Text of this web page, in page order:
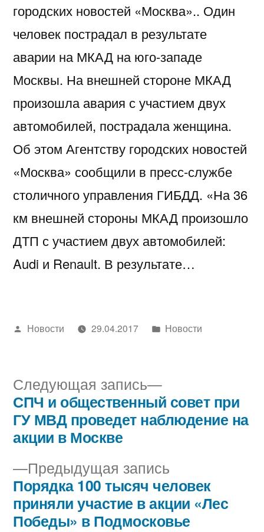
городских новостей «Москва».. Один
человек пострадал в результате
аварии на МКАД на юго-западе
Москвы. На внешней стороне МКАД
произошла авария с участием двух
автомобилей, пострадала женщина.
Об этом Агентству городских новостей
«Москва» сообщили в пресс-службе
столичного управления ГИБДД. «На 36
км внешней стороны МКАД произошло
ДТП с участием двух автомобилей:
Audi и Renault. В результате…
Написано
Новости 29.04.2017
Написано
Новости
Навигация
по
записям
Предыдущая запись
запись:
Порядка 100 тысяч человек
приняли участие в акции «Лес
Победы» в Подмосковье
Следующая запись
Следующая
запись:
СПЧ и общественный совет при
ГУ МВД проведет наблюдение на
акции в Москве